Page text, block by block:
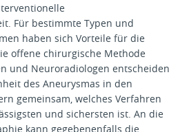
Für bestimmte Typen und
haben sich Vorteile für die
offene chirurgische Methode
und Neuroradiologen entscheiden
des Aneurysmas in den
gemeinsam, welches Verfahren
und sichersten ist. An die
kann gegebenenfalls die